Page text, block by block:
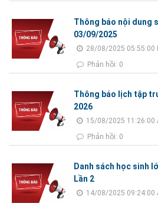
Thông báo nội dung
03/09/2025
28/08/2025 05:55:00
Phản hồi: 0
Thông báo lịch tập
2026
15/08/2025 11:26:00
Phản hồi: 0
Danh sách học sinh
Lần 2
14/08/2025 09:24:00